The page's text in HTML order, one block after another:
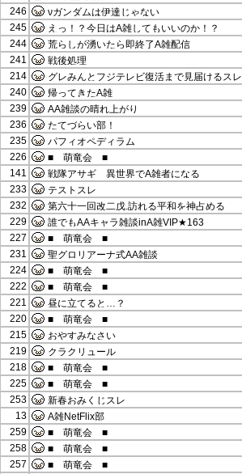
246
νガンダムは伊達じゃない
245
えっ！？今日はA雑してもいいのか！？
244
荒らしが湧いたら即終了A雑配信
241
戦後処理
214
グレみんとフジテレビ復活まで見届けるスレ
240
帰ってきたA雑
239
AA雑談の晴れ上がり
236
たてづらい部！
235
パフィオペディラム
226
■ 萌竜会 ■
141
戦隊アサギ 異世界でA雑者になる
233
テストスレ
232
第六十一回改二戊.訪れる平和を神占める
229
誰でもAAキャラ雑談inA雑VIP★163
227
■ 萌竜会 ■
231
聖グロリアーナ式AA雑談
224
■ 萌竜会 ■
222
■ 萌竜会 ■
221
昼に立てると…？
220
■ 萌竜会 ■
215
おやすみなさい
219
クラクリュール
218
■ 萌竜会 ■
225
■ 萌竜会 ■
253
新春おみくじスレ
13
A雑NetFlix部
259
■ 萌竜会 ■
258
■ 萌竜会 ■
257
■ 萌竜会 ■